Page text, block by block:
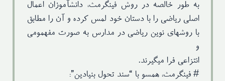
به طور خالصه در روش فینگرمث، دانشآموزان اعمال
اصلی ریاضی را با دستان خود لمس کرده و آن را مطابق
با روشهای نوین ریاضی در مدارس به صورت مفهمومی
و
انتزاعی فرا میگیرند.
# فینگرمث، همسو با “سند تحول بنیادین”: